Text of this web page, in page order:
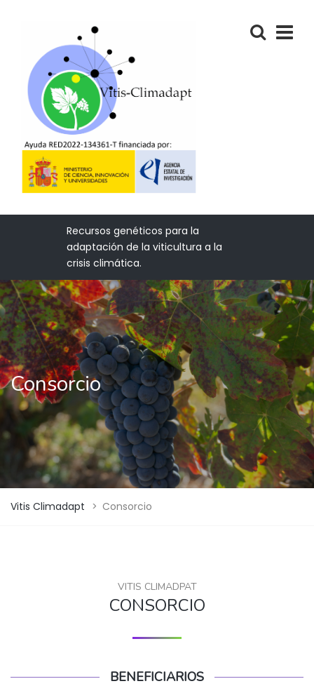
Recursos genéticos para la
adaptación de la viticultura a la
crisis climática.
Consorcio
Vitis Climadapt > Consorcio
VITIS CLIMADPAT
CONSORCIO
BENEFICIARIOS